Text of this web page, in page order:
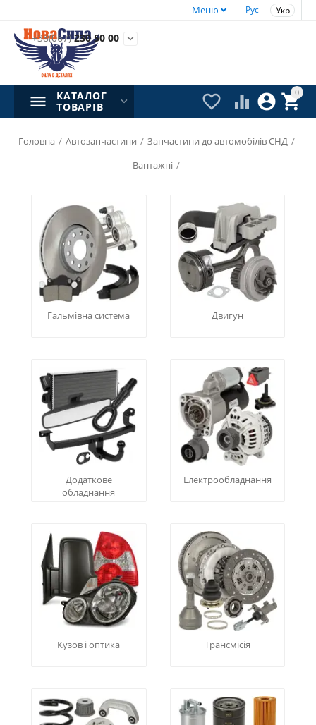
Рус Укр
Меню
+38(067)230 50 00 
0


 
КАТАЛОГ
ТОВАРІВ
Головна / Автозапчастини / Запчастини до автомобілів СНД /
Вантажні /
Гальмівна система Двигун
Додаткове
обладнання
Електрообладнання
Кузов і оптика Трансмісія